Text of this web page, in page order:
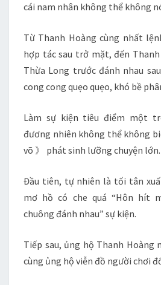
cái nam nhân không thể không
Từ Thanh Hoàng cùng nhất
hợp tác sau trở mặt, đến Thanh
Thừa Long trước đánh nhau
cong cong quẹo quẹo, khó bề
Làm sự kiện tiêu điểm một
đương nhiên không thể không
võ 》 phát sinh lưỡng chuyện lớn.
Đầu tiên, tự nhiên là tối tân
mơ hồ có che quá “Hôn hít
chuông đánh nhau” sự kiện.
Tiếp sau, ủng hộ Thanh Hoàng
cùng ủng hộ viễn đồ người chơi